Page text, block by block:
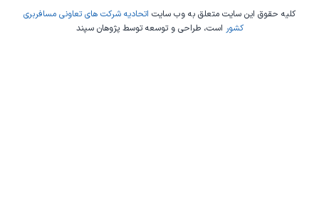
کلیه حقوق این سایت متعلق به وب سایت اتحادیه شرکت های تعاونی مسافربری
کشور است، طراحی و توسعه توسطپژوهان سپند